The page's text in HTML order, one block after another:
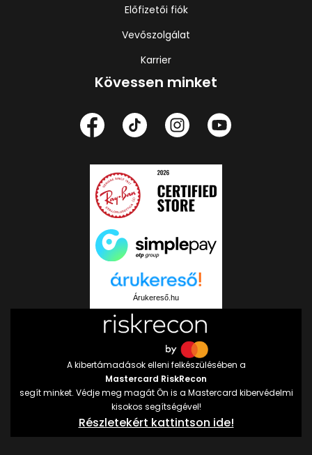
Előfizetői fiók
Vevőszolgálat
Karrier
Kövessen minket
Árukereső.hu
A kibertámadások elleni felkészülésében a
Mastercard RiskRecon
segít minket. Védje meg magát Ön is a Mastercard kibervédelmi
kisokos segítségével!
Részletekért kattintson ide!